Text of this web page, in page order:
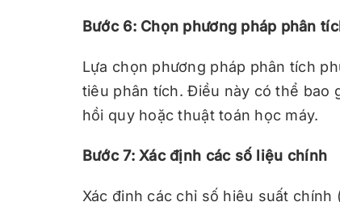
Bước 6: Chọn phương pháp phân
Lựa chọn phương pháp phân tích
tiêu phân tích. Điều này có thể bao
hồi quy hoặc thuật toán học máy.
Bước 7: Xác định các số liệu chính
Xác định các chỉ số hiệu suất